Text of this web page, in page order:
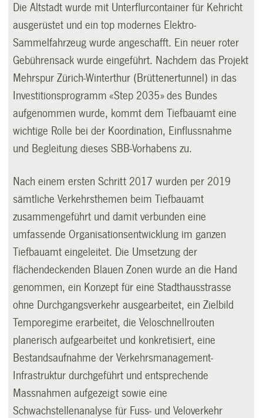
Die Altstadt wurde mit Unterflurcontainer für Kehricht
ausgerüstet und ein top modernes Elektro-
Sammelfahrzeug wurde angeschafft. Ein neuer roter
Gebührensack wurde eingeführt. Nachdem das Projekt
Mehrspur Zürich-Winterthur (Brüttenertunnel) in das
Investitionsprogramm «Step 2035» des Bundes
aufgenommen wurde, kommt dem Tiefbauamt eine
wichtige Rolle bei der Koordination, Einflussnahme
und Begleitung dieses SBB-Vorhabens zu.
Nach einem ersten Schritt 2017 wurden per 2019
sämtliche Verkehrsthemen beim Tiefbauamt
zusammengeführt und damit verbunden eine
umfassende Organisationsentwicklung im ganzen
Tiefbauamt eingeleitet. Die Umsetzung der
flächendeckenden Blauen Zonen wurde an die Hand
genommen, ein Konzept für eine Stadthausstrasse
ohne Durchgangsverkehr ausgearbeitet, ein Zielbild
Temporegime erarbeitet, die Veloschnellrouten
planerisch aufgearbeitet und konkretisiert, eine
Bestandsaufnahme der Verkehrsmanagement-
Infrastruktur durchgeführt und entsprechende
Massnahmen aufgezeigt sowie eine
Schwachstellenanalyse für Fuss- und Veloverkehr